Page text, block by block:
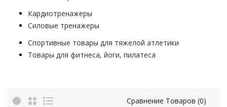
Кардиотренажеры
Силовые тренажеры
Спортивные товары для тяжелой атлетики
Товары для фитнеса, йоги, пилатеса
Сравнение Товаров (0)